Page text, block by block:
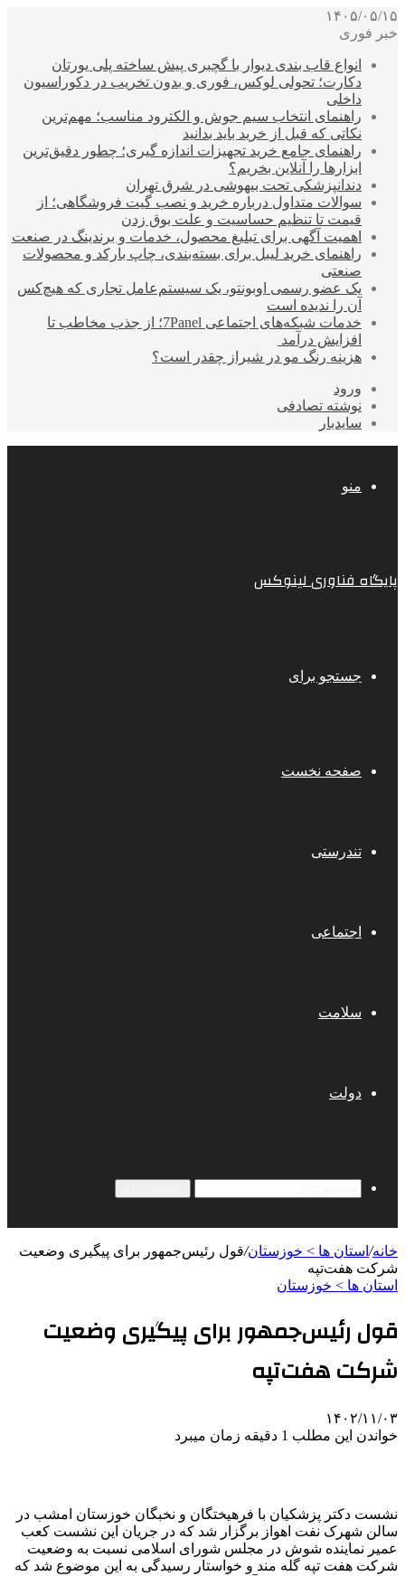
۱۴۰۵/۰۵/۱۵
خبر فوری
انواع قاب بندی دیوار با گچبری پیش ساخته پلی یورتان
دکارت؛ تحولی لوکس، فوری و بدون تخریب در دکوراسیون
داخلی
راهنمای انتخاب سیم جوش و الکترود مناسب؛ مهم‌ترین
نکاتی که قبل از خرید باید بدانید
راهنمای جامع خرید تجهیزات اندازه گیری؛ چطور دقیق‌ترین
ابزارها را آنلاین بخریم؟
دندانپزشکی تحت بیهوشی در شرق تهران
سوالات متداول درباره خرید و نصب گیت فروشگاهی؛ از
قیمت تا تنظیم حساسیت و علت بوق زدن
اهمیت آگهی برای تبلیغ محصول، خدمات و برندینگ در صنعت
راهنمای خرید لیبل برای بسته‌بندی، چاپ بارکد و محصولات
صنعتی
یک عضو رسمی اوبونتو، یک سیستم‌عامل تجاری که هیچ‌کس
آن را ندیده است
خدمات شبکه‌های اجتماعی 7Panel؛ از جذب مخاطب تا
افزایش درآمد
هزینه رنگ مو در شیراز چقدر است؟
ورود
نوشته تصادفی
سایدبار
منو
پایگاه فناوری لینوکس
جستجو برای
صفحه نخست
تندرستی
اجتماعی
سلامت
دولت
خانه/ استان ها > خوزستان/قول رئیس‌جمهور برای پیگیری وضعیت
شرکت هفت‌تپه
استان ها > خوزستان
قول رئیس‌جمهور برای پیگیری وضعیت
شرکت هفت‌تپه
۱۴۰۲/۱۱/۰۳
خواندن این مطلب 1 دقیقه زمان میبرد
نشست دکتر پزشکیان با فرهیختگان و نخبگان خوزستان امشب در
سالن شهرک نفت اهواز برگزار شد که در جریان این نشست کعب
عمیر نماینده شوش در مجلس شورای اسلامی نسبت به وضعیت
شرکت هفت تپه گله مند و خواستار رسیدگی به این موضوع شد که